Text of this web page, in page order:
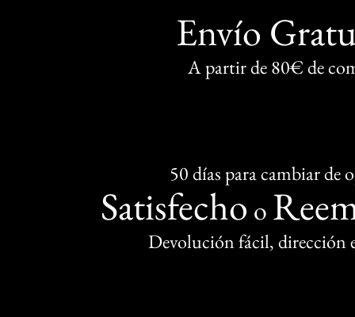
Envío
A partir de 80€ de
50 días para cambiar de
Satisfecho o
Devolución fácil, dirección